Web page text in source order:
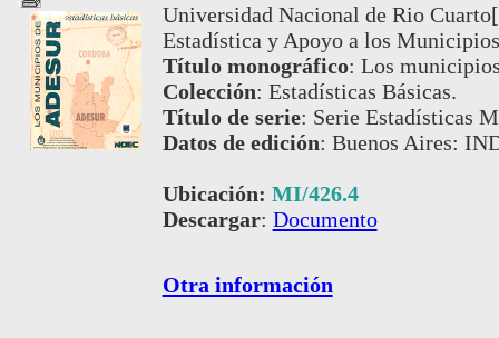
Universidad Nacional de Rio
Estadística y Apoyo a los
Título monográfico: Los
Colección: Estadísticas Básicas.
Título de serie: Serie Estadísticas
Datos de edición: Buenos Aires:
Ubicación: MI/426.4
Descargar: Documento
Otra información